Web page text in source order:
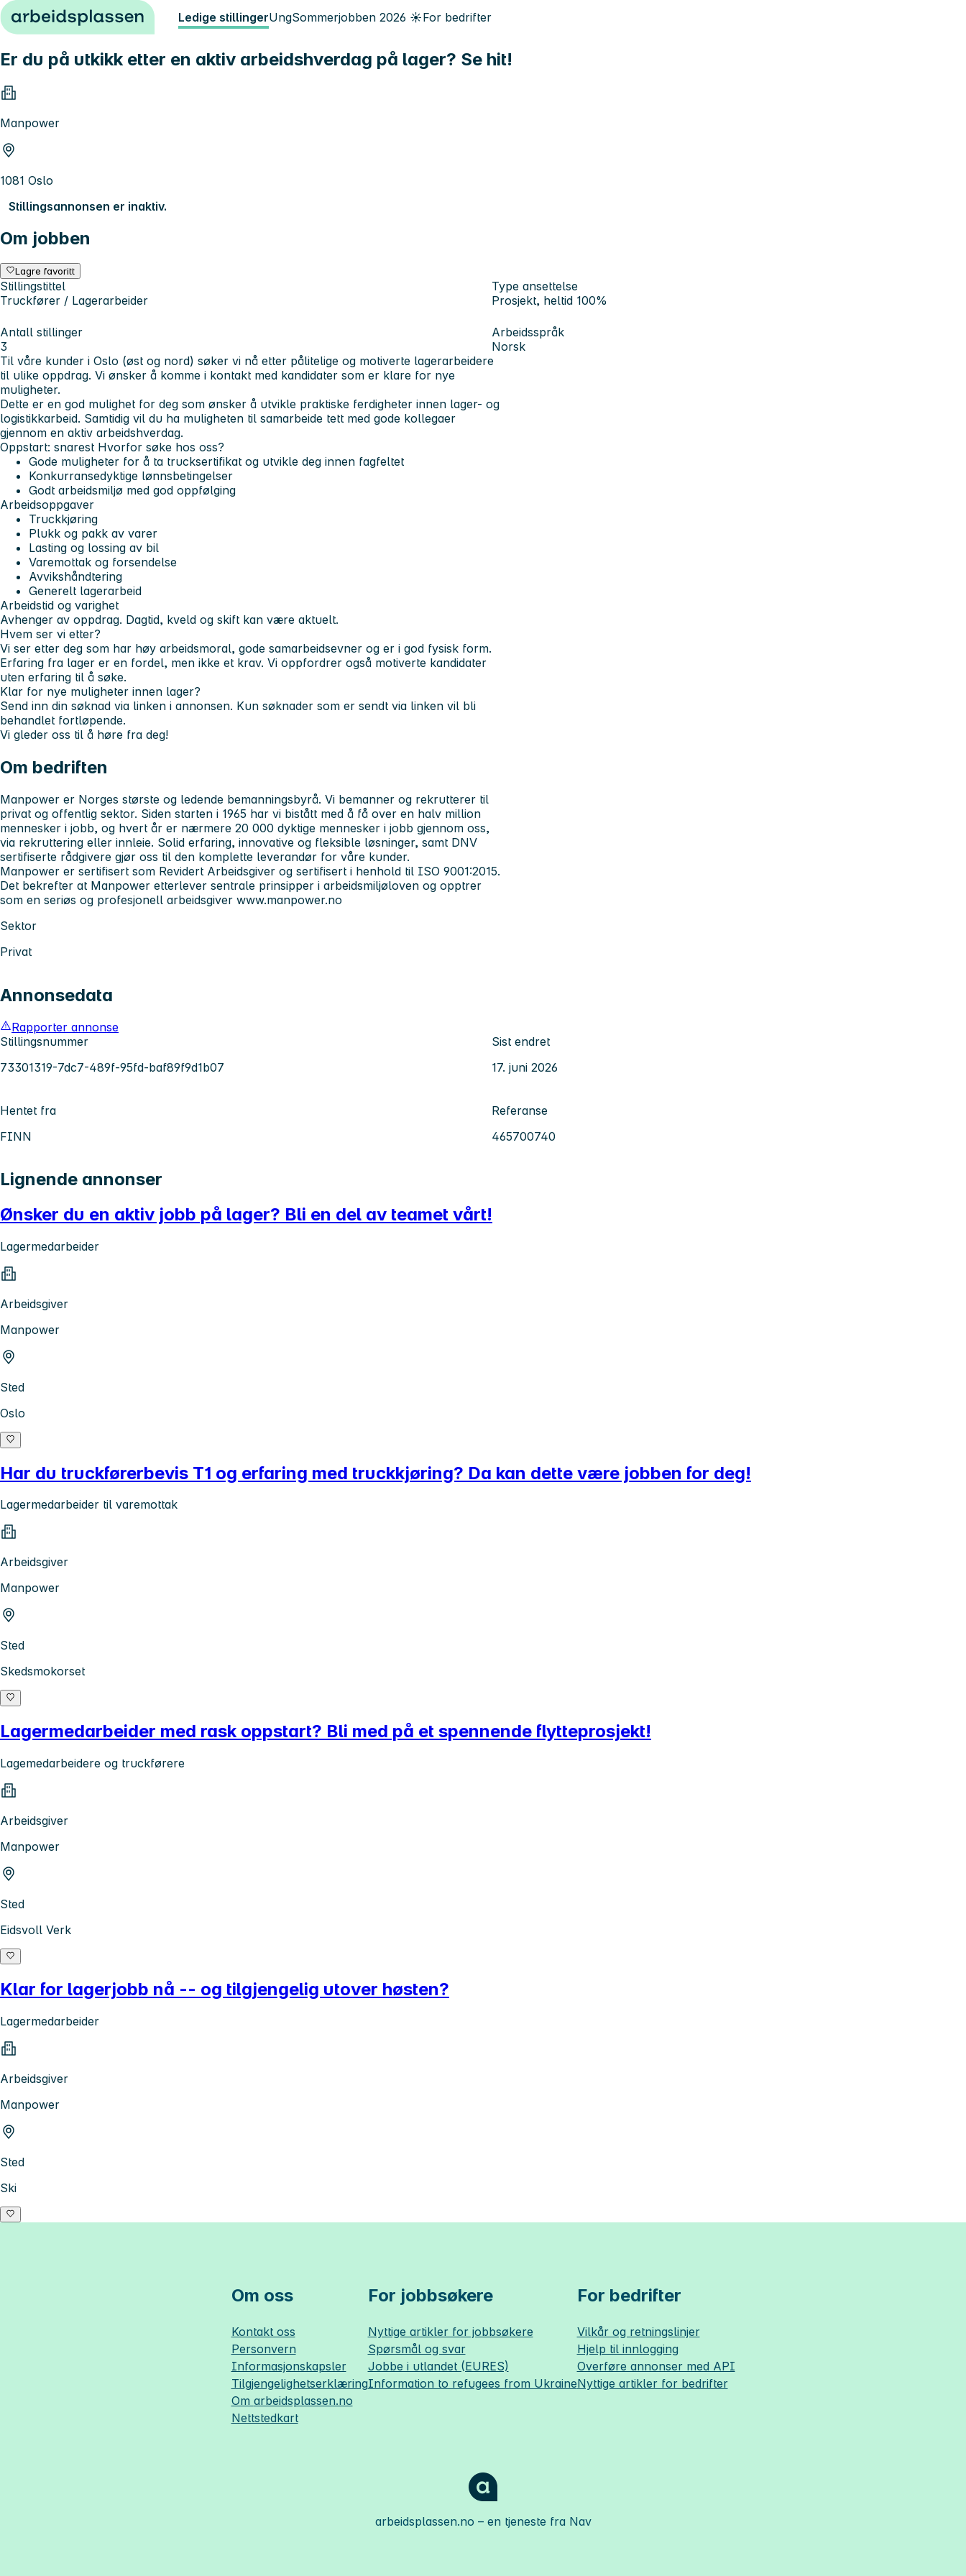
Hopp til innhold Ledige stillingerUngSommerjobben 2026 ☀️For bedrifter
Er du på utkikk etter en aktiv arbeidshverdag på lager? Se hit!
Manpower
1081 Oslo
Stillingsannonsen er inaktiv.
Om jobben
Lagre favoritt
Stillingstittel
Truckfører / Lagerarbeider
Type ansettelse
Prosjekt, heltid 100%
Antall stillinger
3
Arbeidsspråk
Norsk
Til våre kunder i Oslo (øst og nord) søker vi nå etter pålitelige og motiverte lagerarbeidere
til ulike oppdrag. Vi ønsker å komme i kontakt med kandidater som er klare for nye
muligheter.
Dette er en god mulighet for deg som ønsker å utvikle praktiske ferdigheter innen lager- og
logistikkarbeid. Samtidig vil du ha muligheten til samarbeide tett med gode kollegaer
gjennom en aktiv arbeidshverdag.
Oppstart: snarest Hvorfor søke hos oss?
Gode muligheter for å ta trucksertifikat og utvikle deg innen fagfeltet
Konkurransedyktige lønnsbetingelser
Godt arbeidsmiljø med god oppfølging
Arbeidsoppgaver
Truckkjøring
Plukk og pakk av varer
Lasting og lossing av bil
Varemottak og forsendelse
Avvikshåndtering
Generelt lagerarbeid
Arbeidstid og varighet
Avhenger av oppdrag. Dagtid, kveld og skift kan være aktuelt.
Hvem ser vi etter?
Vi ser etter deg som har høy arbeidsmoral, gode samarbeidsevner og er i god fysisk form.
Erfaring fra lager er en fordel, men ikke et krav. Vi oppfordrer også motiverte kandidater
uten erfaring til å søke.
Klar for nye muligheter innen lager?
Send inn din søknad via linken i annonsen. Kun søknader som er sendt via linken vil bli
behandlet fortløpende.
Vi gleder oss til å høre fra deg!
Om bedriften
Manpower er Norges største og ledende bemanningsbyrå. Vi bemanner og rekrutterer til
privat og offentlig sektor. Siden starten i 1965 har vi bistått med å få over en halv million
mennesker i jobb, og hvert år er nærmere 20 000 dyktige mennesker i jobb gjennom oss,
via rekruttering eller innleie. Solid erfaring, innovative og fleksible løsninger, samt DNV
sertifiserte rådgivere gjør oss til den komplette leverandør for våre kunder.
Manpower er sertifisert som Revidert Arbeidsgiver og sertifisert i henhold til ISO 9001:2015.
Det bekrefter at Manpower etterlever sentrale prinsipper i arbeidsmiljøloven og opptrer
som en seriøs og profesjonell arbeidsgiver www.manpower.no
Sektor
Privat
Annonsedata
Rapporter annonse
Stillingsnummer
73301319-7dc7-489f-95fd-baf89f9d1b07
Sist endret
17. juni 2026
Hentet fra
FINN
Referanse
465700740
Lignende annonser
Ønsker du en aktiv jobb på lager? Bli en del av teamet vårt!
Lagermedarbeider
Arbeidsgiver
Manpower
Sted
Oslo
Har du truckførerbevis T1 og erfaring med truckkjøring? Da kan dette være jobben for deg!
Lagermedarbeider til varemottak
Arbeidsgiver
Manpower
Sted
Skedsmokorset
Lagermedarbeider med rask oppstart? Bli med på et spennende flytteprosjekt!
Lagemedarbeidere og truckførere
Arbeidsgiver
Manpower
Sted
Eidsvoll Verk
Klar for lagerjobb nå -- og tilgjengelig utover høsten?
Lagermedarbeider
Arbeidsgiver
Manpower
Sted
Ski
Om oss
Kontakt oss
Personvern
Informasjonskapsler
Tilgjengelighetserklæring
Om arbeidsplassen.no
Nettstedkart
For jobbsøkere
Nyttige artikler for jobbsøkere
Spørsmål og svar
Jobbe i utlandet (EURES)
Information to refugees from Ukraine
For bedrifter
Vilkår og retningslinjer
Hjelp til innlogging
Overføre annonser med API
Nyttige artikler for bedrifter
arbeidsplassen.no – en tjeneste fra Nav